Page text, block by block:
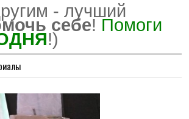
- лучший
себе! Помоги
!)